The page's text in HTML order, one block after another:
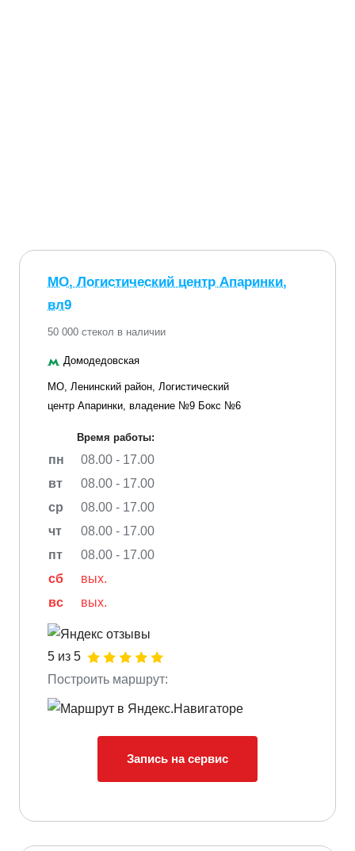
МО, Логистический центр Апаринки,
вл9
50 000 стекол в наличии
Домодедовская
МО, Ленинский район, Логистический
центр Апаринки, владение №9 Бокс №6
Время работы:
пн
08.00 - 17.00
вт
08.00 - 17.00
ср
08.00 - 17.00
чт
08.00 - 17.00
пт
08.00 - 17.00
сб
вых.
вс
вых.
5 из 5
Построить маршрут:
Запись на сервис